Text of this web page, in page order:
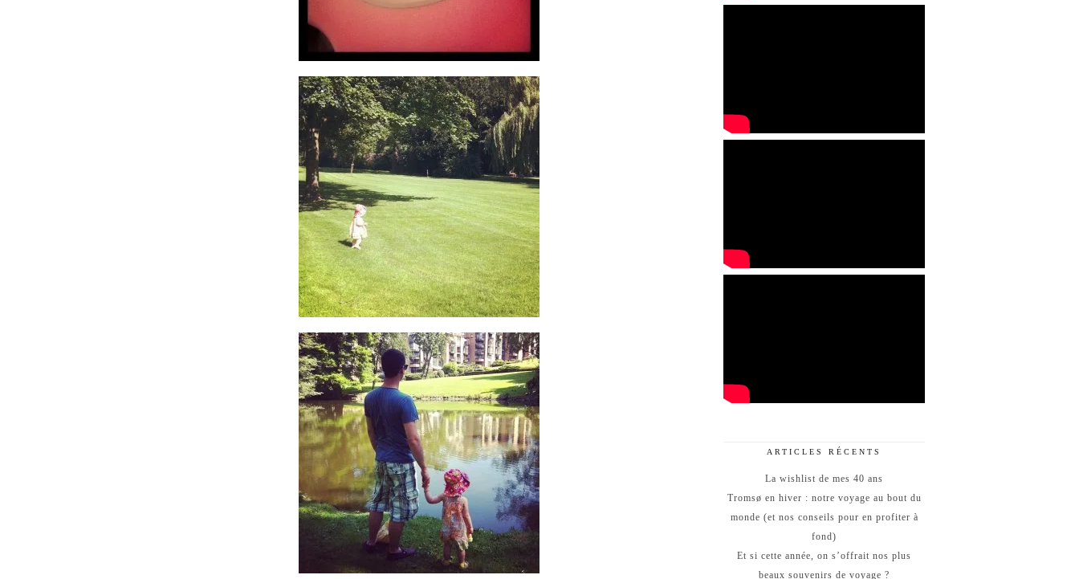
ARTICLES RÉCENTS
La wishlist de mes 40 ans
Tromsø en hiver : notre voyage au bout du
monde (et nos conseils pour en profiter à
fond)
Et si cette année, on s’offrait nos plus
beaux souvenirs de voyage ?